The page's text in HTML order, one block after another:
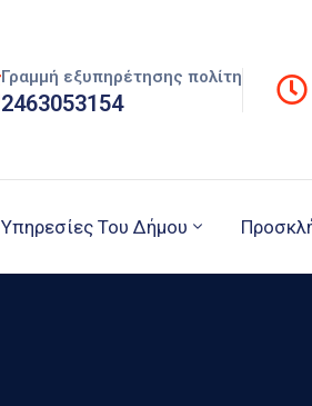
Γραμμή εξυπηρέτησης πολίτη
2463053154
Υπηρεσίες Του Δήμου